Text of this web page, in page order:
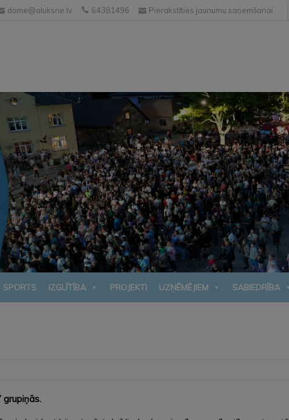
dome@aluksne.lv 64381496 Pierakstīties jaunumu saņemšanai
SPORTS IZGLĪTĪBA PROJEKTI UZŅĒMĒJIEM SABIEDRĪBA
grupiņās.